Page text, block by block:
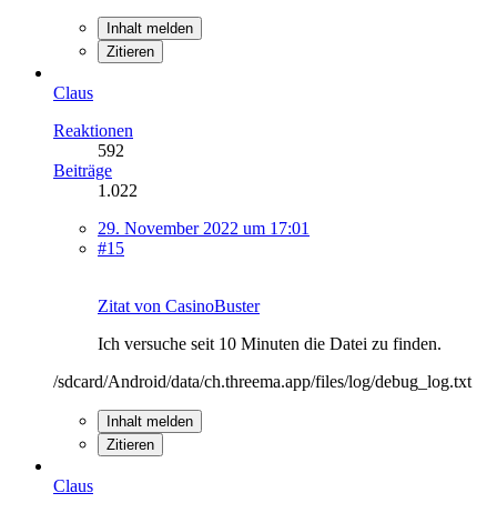
Inhalt melden
Zitieren
Claus
Reaktionen
592
Beiträge
1.022
29. November 2022 um 17:01
#15
Zitat von CasinoBuster
Ich versuche seit 10 Minuten die Datei zu finden.
/sdcard/Android/data/ch.threema.app/files/log/debug_log.txt
Inhalt melden
Zitieren
Claus